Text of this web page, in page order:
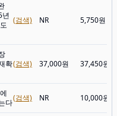
년 (검색) NR 5,750원
확(검색) 37,000원 37,450원
다(검색) NR 10,000원